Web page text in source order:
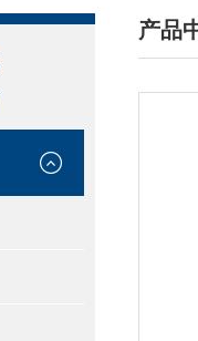
产品
/